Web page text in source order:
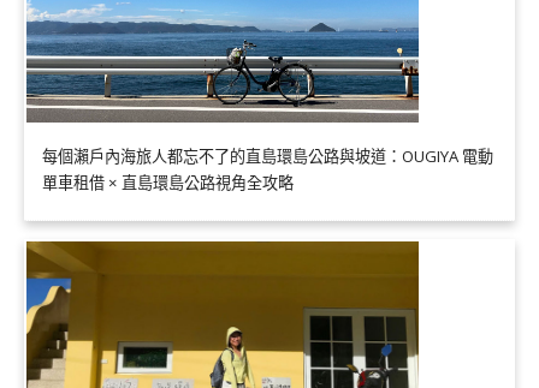
每個瀨戶內海旅人都忘不了的直島環島公路與坡道：OUGIYA 電動
單車租借 × 直島環島公路視角全攻略